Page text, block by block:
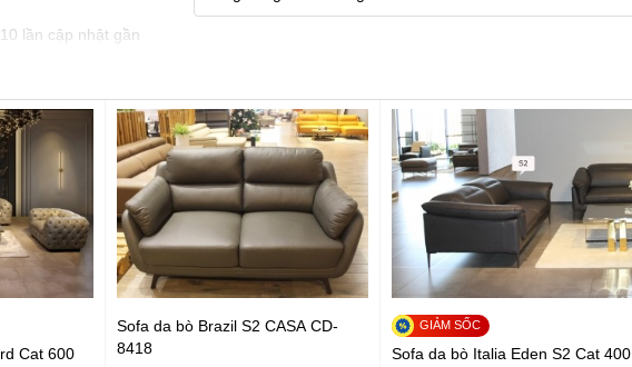
lần cập nhật gần
Cat 600
Sofa da bò Brazil S2 CASA CD-
8418
Sofa da bò Italia Eden S2 Cat 400